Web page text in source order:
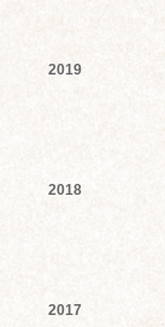
2019
2018
2017